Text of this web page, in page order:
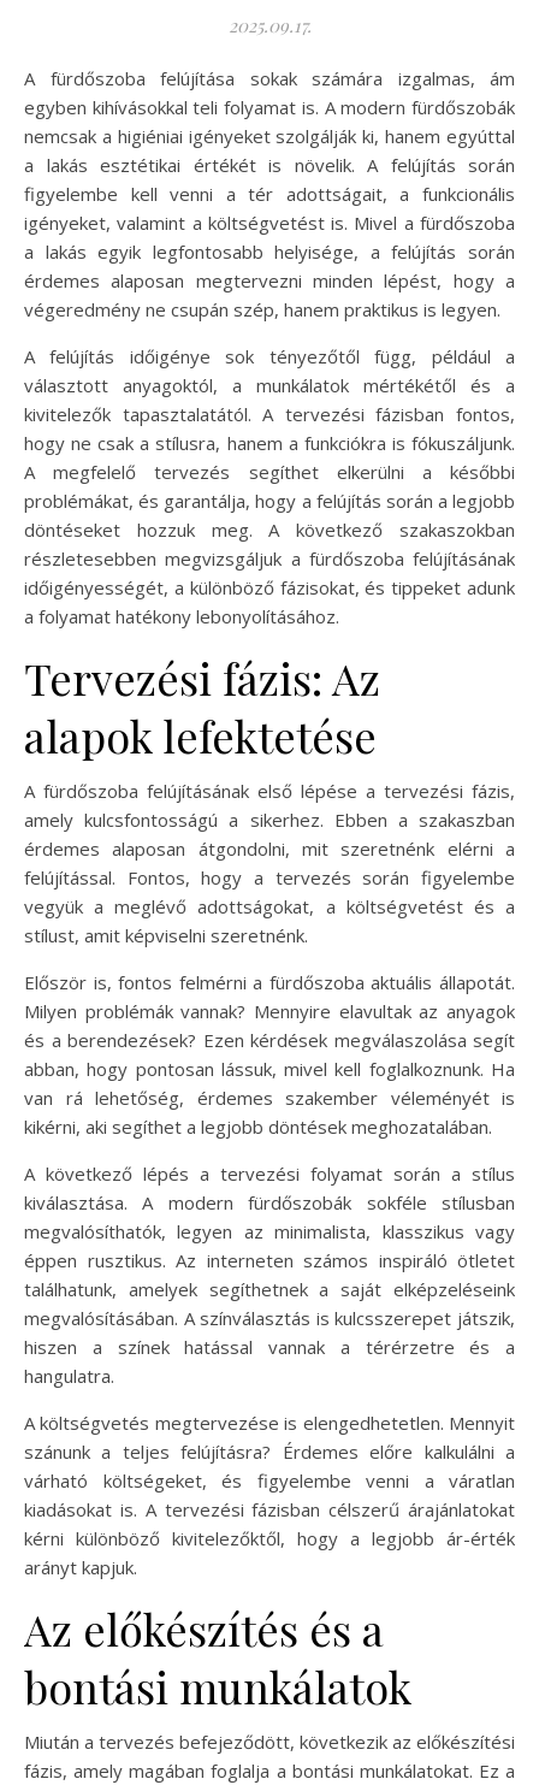
2025.09.17.
A fürdőszoba felújítása sokak számára izgalmas, ám
egyben kihívásokkal teli folyamat is. A modern fürdőszobák
nemcsak a higiéniai igényeket szolgálják ki, hanem egyúttal
a lakás esztétikai értékét is növelik. A felújítás során
figyelembe kell venni a tér adottságait, a funkcionális
igényeket, valamint a költségvetést is. Mivel a fürdőszoba
a lakás egyik legfontosabb helyisége, a felújítás során
érdemes alaposan megtervezni minden lépést, hogy a
végeredmény ne csupán szép, hanem praktikus is legyen.
A felújítás időigénye sok tényezőtől függ, például a
választott anyagoktól, a munkálatok mértékétől és a
kivitelezők tapasztalatától. A tervezési fázisban fontos,
hogy ne csak a stílusra, hanem a funkciókra is fókuszáljunk.
A megfelelő tervezés segíthet elkerülni a későbbi
problémákat, és garantálja, hogy a felújítás során a legjobb
döntéseket hozzuk meg. A következő szakaszokban
részletesebben megvizsgáljuk a fürdőszoba felújításának
időigényességét, a különböző fázisokat, és tippeket adunk
a folyamat hatékony lebonyolításához.
Tervezési fázis: Az
alapok lefektetése
A fürdőszoba felújításának első lépése a tervezési fázis,
amely kulcsfontosságú a sikerhez. Ebben a szakaszban
érdemes alaposan átgondolni, mit szeretnénk elérni a
felújítással. Fontos, hogy a tervezés során figyelembe
vegyük a meglévő adottságokat, a költségvetést és a
stílust, amit képviselni szeretnénk.
Először is, fontos felmérni a fürdőszoba aktuális állapotát.
Milyen problémák vannak? Mennyire elavultak az anyagok
és a berendezések? Ezen kérdések megválaszolása segít
abban, hogy pontosan lássuk, mivel kell foglalkoznunk. Ha
van rá lehetőség, érdemes szakember véleményét is
kikérni, aki segíthet a legjobb döntések meghozatalában.
A következő lépés a tervezési folyamat során a stílus
kiválasztása. A modern fürdőszobák sokféle stílusban
megvalósíthatók, legyen az minimalista, klasszikus vagy
éppen rusztikus. Az interneten számos inspiráló ötletet
találhatunk, amelyek segíthetnek a saját elképzeléseink
megvalósításában. A színválasztás is kulcsszerepet játszik,
hiszen a színek hatással vannak a térérzetre és a
hangulatra.
A költségvetés megtervezése is elengedhetetlen. Mennyit
szánunk a teljes felújításra? Érdemes előre kalkulálni a
várható költségeket, és figyelembe venni a váratlan
kiadásokat is. A tervezési fázisban célszerű árajánlatokat
kérni különböző kivitelezőktől, hogy a legjobb ár-érték
arányt kapjuk.
Az előkészítés és a
bontási munkálatok
Miután a tervezés befejeződött, következik az előkészítési
fázis, amely magában foglalja a bontási munkálatokat. Ez a